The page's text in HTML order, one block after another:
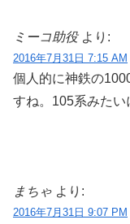
ミーコ助役 より:
2016年7月31日 7:15 AM
個人的に神鉄の
すね。105系みた
まちゃ より:
2016年7月31日 9:07 PM